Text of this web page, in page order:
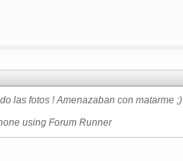
las fotos ! Amenazaban con matarme ;)
using Forum Runner